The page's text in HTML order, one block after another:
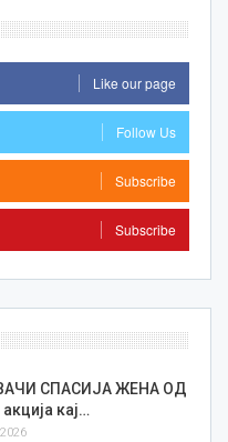
Like our page
Follow Us
Subscribe
Subscribe
СПАСИЈА ЖЕНА ОД
кај…